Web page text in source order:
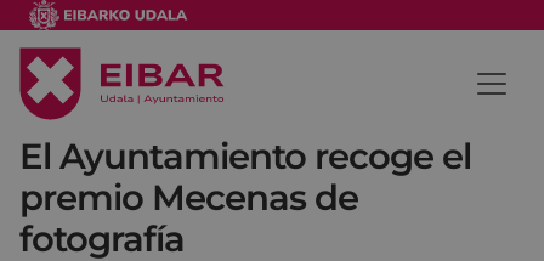
El Ayuntamiento recoge el
premio Mecenas de
fotografía